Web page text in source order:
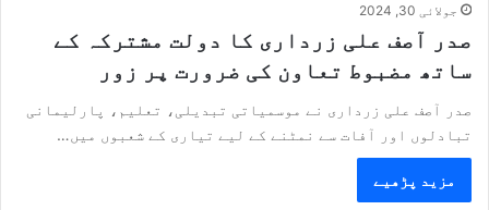
جولائی 30, 2024
صدر آصف علی زرداری کا دولت مشترکہ کے
ساتھ مضبوط تعاون کی ضرورت پر زور
صدر آصف علی زرداری نے موسمیاتی تبدیلی، تعلیم، پارلیمانی
تبادلوں اور آفات سے نمٹنے کے لیے تیاری کے شعبوں میں…
مزید پڑھیے